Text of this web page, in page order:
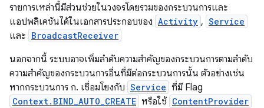
รายการเหล่านี้มีส่วนช่วยในวงจรโดยรวมของกระบวนการและ
แอปพลิเคชันได้ในเอกสารประกอบของ Activity , Service
และ BroadcastReceiver
นอกจากนี้ ระบบอาจเพิ่มลําดับความสําคัญของกระบวนการตามลําดับ
ความสําคัญของกระบวนการอื่นที่มีต่อกระบวนการนั้น ตัวอย่างเช่น
หากกระบวนการ ก. เชื่อมโยงกับ Service ที่มี Flag
Context.BIND_AUTO_CREATE หรือใช้ ContentProvider